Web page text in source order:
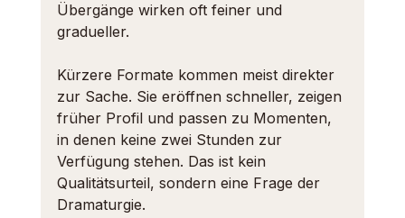
Übergänge wirken oft feiner und
gradueller.
Kürzere Formate kommen meist direkter
zur Sache. Sie eröffnen schneller, zeigen
früher Profil und passen zu Momenten,
in denen keine zwei Stunden zur
Verfügung stehen. Das ist kein
Qualitätsurteil, sondern eine Frage der
Dramaturgie.